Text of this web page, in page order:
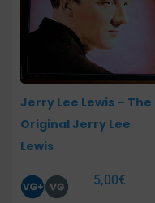
Jerry Lee Lewis – The
Original Jerry Lee
Lewis
5,00€